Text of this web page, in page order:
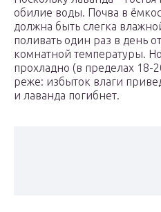
обилие воды. Почва в
должна быть слегка
поливать один раз в день
комнатной температуры.
прохладно (в пределах 18-
реже: избыток влаги
и лаванда погибнет.